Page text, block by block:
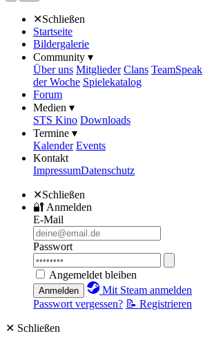
✕Schließen
Startseite
Bildergalerie
Community ▾
Über uns Mitglieder Clans TeamSpeak
der Woche Spielekatalog
Forum
Medien ▾
STS Kino Downloads
Termine ▾
Kalender Events
Kontakt
ImpressumDatenschutz
✕Schließen
🔐 Anmelden
E-Mail
Passwort
Angemeldet bleiben
Anmelden
Mit Steam anmelden
Passwort vergessen? 📝 Registrieren
✕ Schließen